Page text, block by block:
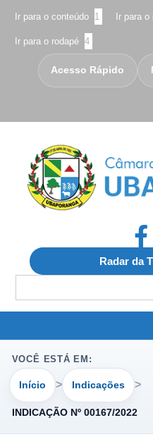
Ir para o conteúdo 1 Ir para o
Ir para o rodapé 4
Acesso Rápido
Radar da
for:
VOCÊ ESTÁ EM:
Início Indicações
INDICAÇÃO Nº 00167/2022